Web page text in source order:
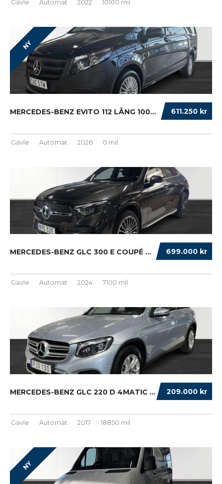
Gävle Automat 2022 10100 mil
NY
611.250 kr
MERCEDES-BENZ EVITO 112 LÅNG 100% EL &#8211 ...
Gävle Automat 2026 0 mil
699.000 kr
MERCEDES-BENZ GLC 300 E COUPÉ 4MATIC AMG 36 ...
Gävle Automat 2024 7100 mil
209.000 kr
MERCEDES-BENZ GLC 220 D 4MATIC DRAG BACKKAME...
Gävle Automat 2017 18850 mil
NY